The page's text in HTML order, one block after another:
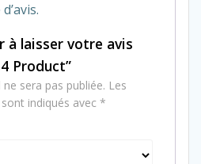
à laisser votre avis
Product”
sera pas publiée. Les
indiqués avec *